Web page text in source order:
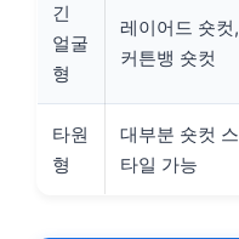
긴
얼굴
형
레이어드 숏컷,
커튼뱅 숏컷
타원
형
대부분 숏컷 스
타일 가능